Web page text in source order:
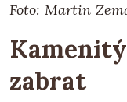
Foto: Martin
zabrat